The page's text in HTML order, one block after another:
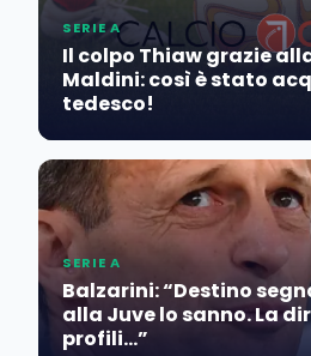
SERIE A
Il colpo Thiaw grazie
Maldini: così è stato
tedesco!
SERIE A
Balzarini: “Destino
alla Juve lo sanno. La
profili…”